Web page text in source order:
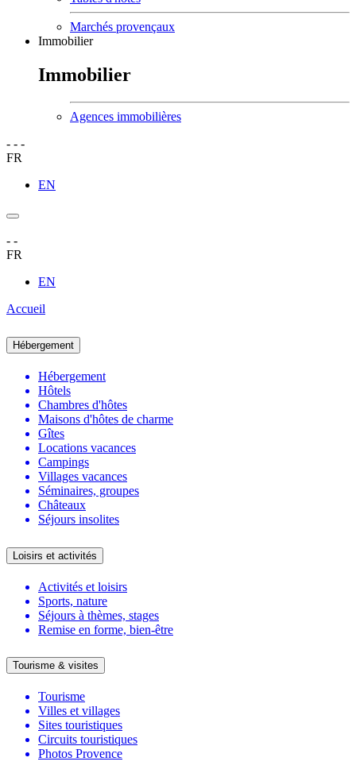
Marchés provençaux
Immobilier
Immobilier
Agences immobilières
- - -
FR
EN
- -
FR
EN
Accueil
Hébergement
Hébergement
Hôtels
Chambres d'hôtes
Maisons d'hôtes de charme
Gîtes
Locations vacances
Campings
Villages vacances
Séminaires, groupes
Châteaux
Séjours insolites
Loisirs et activités
Activités et loisirs
Sports, nature
Séjours à thèmes, stages
Remise en forme, bien-être
Tourisme & visites
Tourisme
Villes et villages
Sites touristiques
Circuits touristiques
Photos Provence